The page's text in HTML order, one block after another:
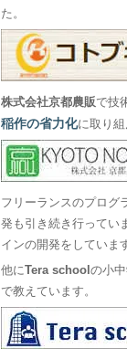
た。
株式会社京都農販で技
稲作の省力化に取り組
フリーランスのプログ
発も引き続き行ってい
インの開発をしていま
他にTera schoolの小
で教えています。